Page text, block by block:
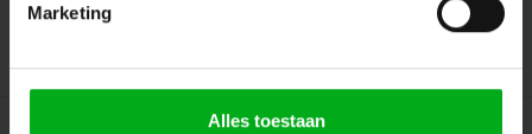
Marketing
Alles toestaan